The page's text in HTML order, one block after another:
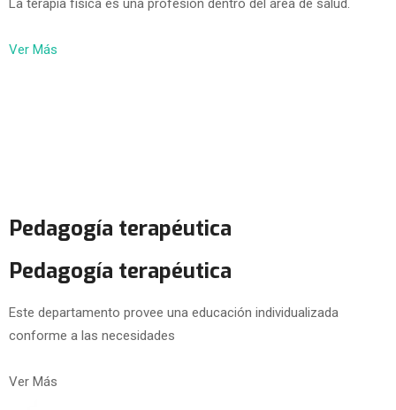
La terapia física es una profesión dentro del área de salud.
Ver Más
Pedagogía terapéutica
Pedagogía terapéutica
Este departamento provee una educación individualizada
conforme a las necesidades
Ver Más